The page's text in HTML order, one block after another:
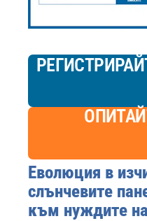
Еволюция в
слънчевите
към нуждите